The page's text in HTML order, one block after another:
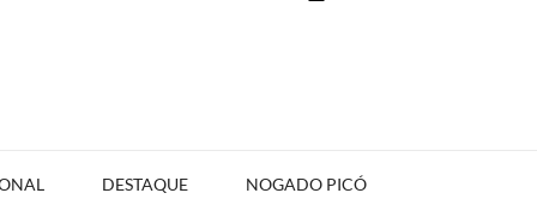
DESTAQUE NOGADO PICÓ